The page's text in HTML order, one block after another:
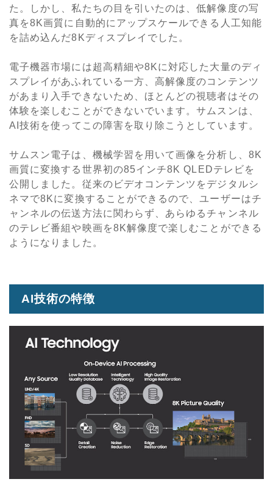
た。しかし、私たちの目を引いたのは、低解像度の写
真を8K画質に自動的にアップスケールできる人工知能
を詰め込んだ8Kディスプレイでした。
電子機器市場には超高精細や8Kに対応した大量のディ
スプレイがあふれている一方、高解像度のコンテンツ
があまり入手できないため、ほとんどの視聴者はその
体験を楽しむことができないでいます。サムスンは、
AI技術を使ってこの障害を取り除こうとしています。
サムスン電子は、機械学習を用いて画像を分析し、8K
画質に変換する世界初の85インチ8K QLEDテレビを
公開しました。従来のビデオコンテンツをデジタルシ
ネマで8Kに変換することができるので、ユーザーはチ
ャンネルの伝送方法に関わらず、あらゆるチャンネル
のテレビ番組や映画を8K解像度で楽しむことができる
ようになりました。
AI技術の特徴